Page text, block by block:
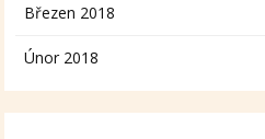
Březen 2018
Únor 2018